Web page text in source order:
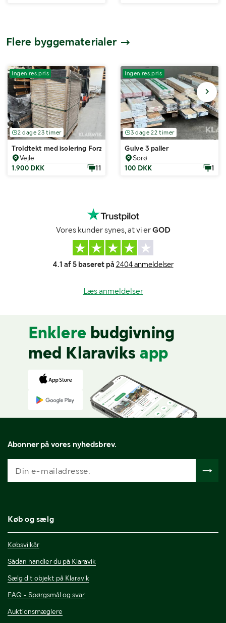
Flere byggematerialer
Ingen res.pris
2 dage 23 timer
Troldtekt med isolering Forzes Treulex 80 styk
Vejle
1.900 DKK
11
Ingen res.pris
3 dage 22 timer
Gulve 3 paller
Sorø
100 DKK
1
Vores kunder synes, at vi erGOD
4.1 af 5 baseret på 2404 anmeldelser
Læs anmeldelser
Enklere budgivning
med Klaraviks app
Abonner på vores nyhedsbrev.
Køb og sælg
Købsvilkår
Sådan handler du på Klaravik
Sælg dit objekt på Klaravik
FAQ - Spørgsmål og svar
Auktionsmæglere